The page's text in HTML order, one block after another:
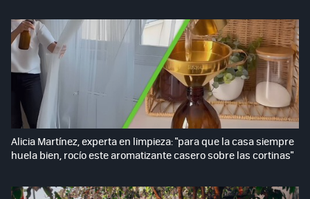
Alicia Martínez, experta en limpieza: "para que la casa siempre
huela bien, rocío este aromatizante casero sobre las cortinas"